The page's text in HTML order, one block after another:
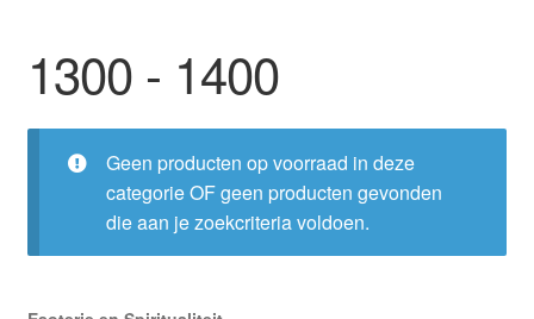
Algemene Voorwaarden
Blog/ AVI Niveau’s
Levering en kosten
1300 - 1400
Geen producten op voorraad in deze
categorie OF geen producten gevonden
die aan je zoekcriteria voldoen.